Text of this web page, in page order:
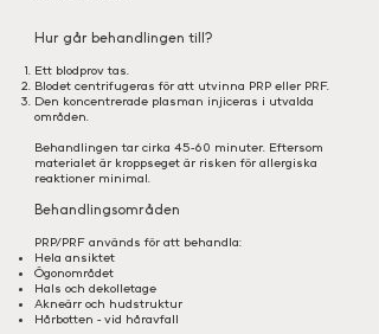
Hur går behandlingen till?
Ett blodprov tas.
Blodet centrifugeras för att utvinna PRP eller PRF.
Den koncentrerade plasman injiceras i utvalda
områden.
Behandlingen tar cirka 45-60 minuter. Eftersom
materialet är kroppseget är risken för allergiska
reaktioner minimal.
Behandlingsområden
PRP/PRF används för att behandla:
Hela ansiktet
Ögonområdet
Hals och dekolletage
Akneärr och hudstruktur
Hårbotten - vid håravfall